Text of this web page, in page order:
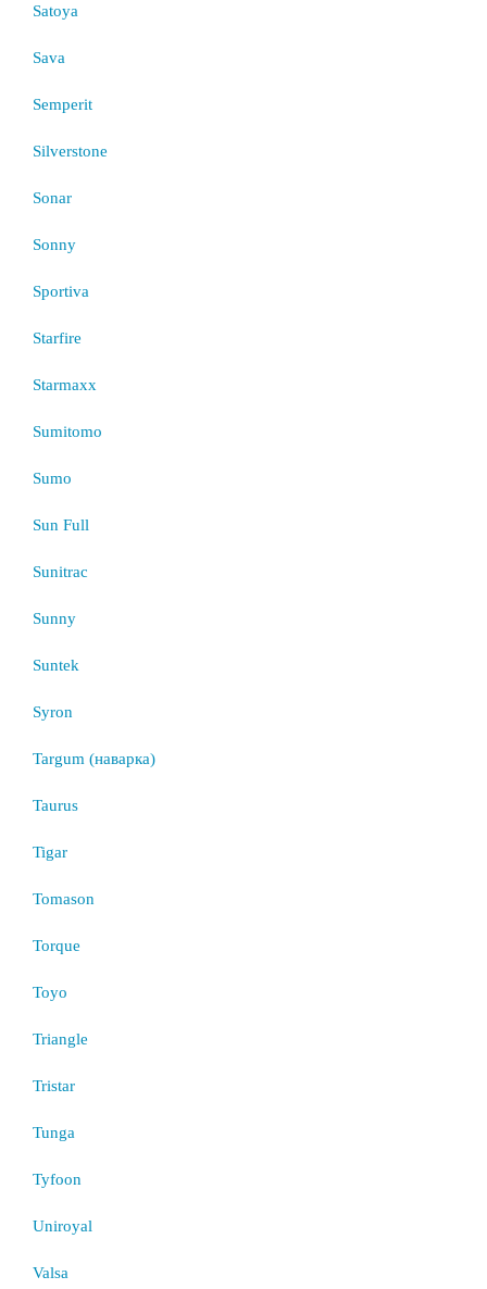
Satoya
Sava
Semperit
Silverstone
Sonar
Sonny
Sportiva
Starfire
Starmaxx
Sumitomo
Sumo
Sun Full
Sunitrac
Sunny
Suntek
Syron
Targum (наварка)
Taurus
Tigar
Tomason
Torque
Toyo
Triangle
Tristar
Tunga
Tyfoon
Uniroyal
Valsa